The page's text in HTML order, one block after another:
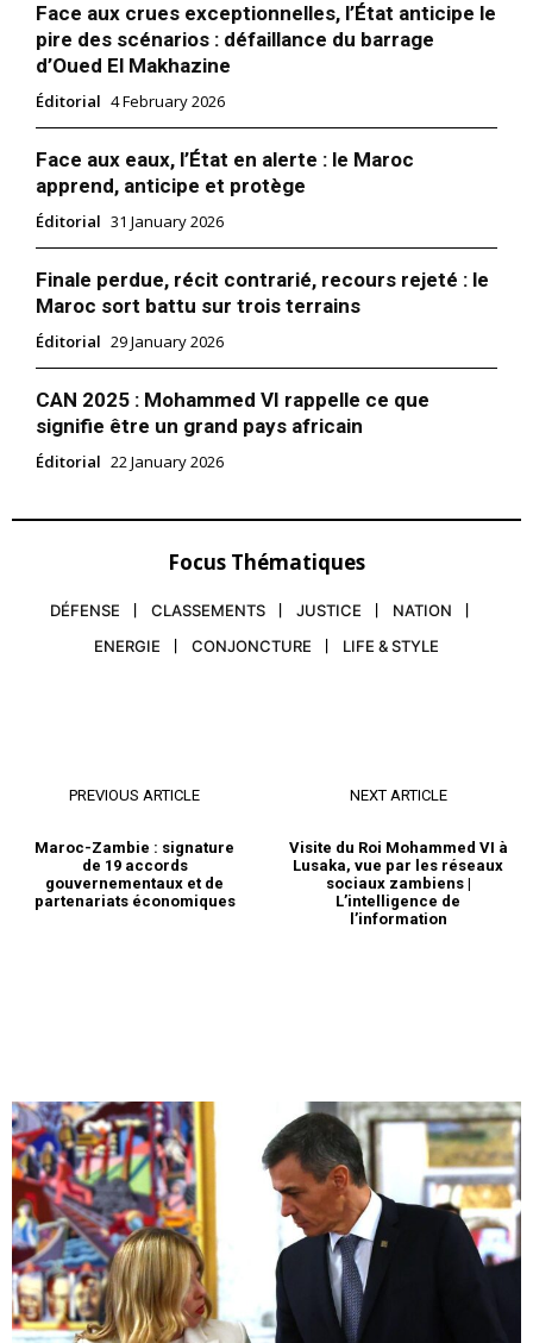
Insight Publications
À propos
Nous contacter
Formules d’abonnement
Face aux crues exceptionnelles, l’État anticipe le
pire des scénarios : défaillance du barrage
d’Oued El Makhazine
Éditorial 4 February 2026
Face aux eaux, l’État en alerte : le Maroc
apprend, anticipe et protège
Éditorial 31 January 2026
Finale perdue, récit contrarié, recours rejeté : le
Maroc sort battu sur trois terrains
Éditorial 29 January 2026
CAN 2025 : Mohammed VI rappelle ce que
signifie être un grand pays africain
Éditorial 22 January 2026
Focus Thématiques
DÉFENSE CLASSEMENTS JUSTICE
NATION
ENERGIE
CONJONCTURE LIFE & STYLE
PREVIOUS ARTICLE
Maroc-Zambie : signature
de 19 accords
gouvernementaux et de
partenariats économiques
NEXT ARTICLE
Visite du Roi Mohammed VI à
Lusaka, vue par les réseaux
sociaux zambiens |
L’intelligence de
l’information